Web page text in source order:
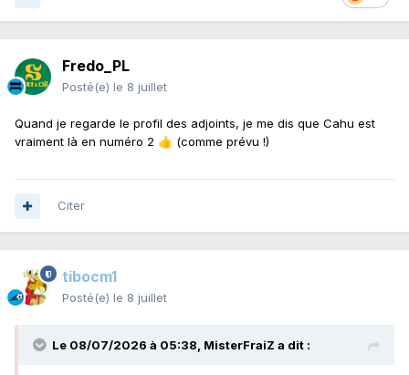
Fredo_PL
Posté(e) le 8 juillet
Quand je regarde le profil des adjoints, je me dis que Cahu est
vraiment là en numéro 2 👍 (comme prévu !)
Citer
tibocm1
Posté(e) le 8 juillet
Le 08/07/2026 à 05:38, MisterFraiZ a dit :